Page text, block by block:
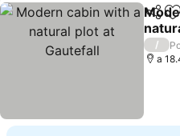
Ver
/
a